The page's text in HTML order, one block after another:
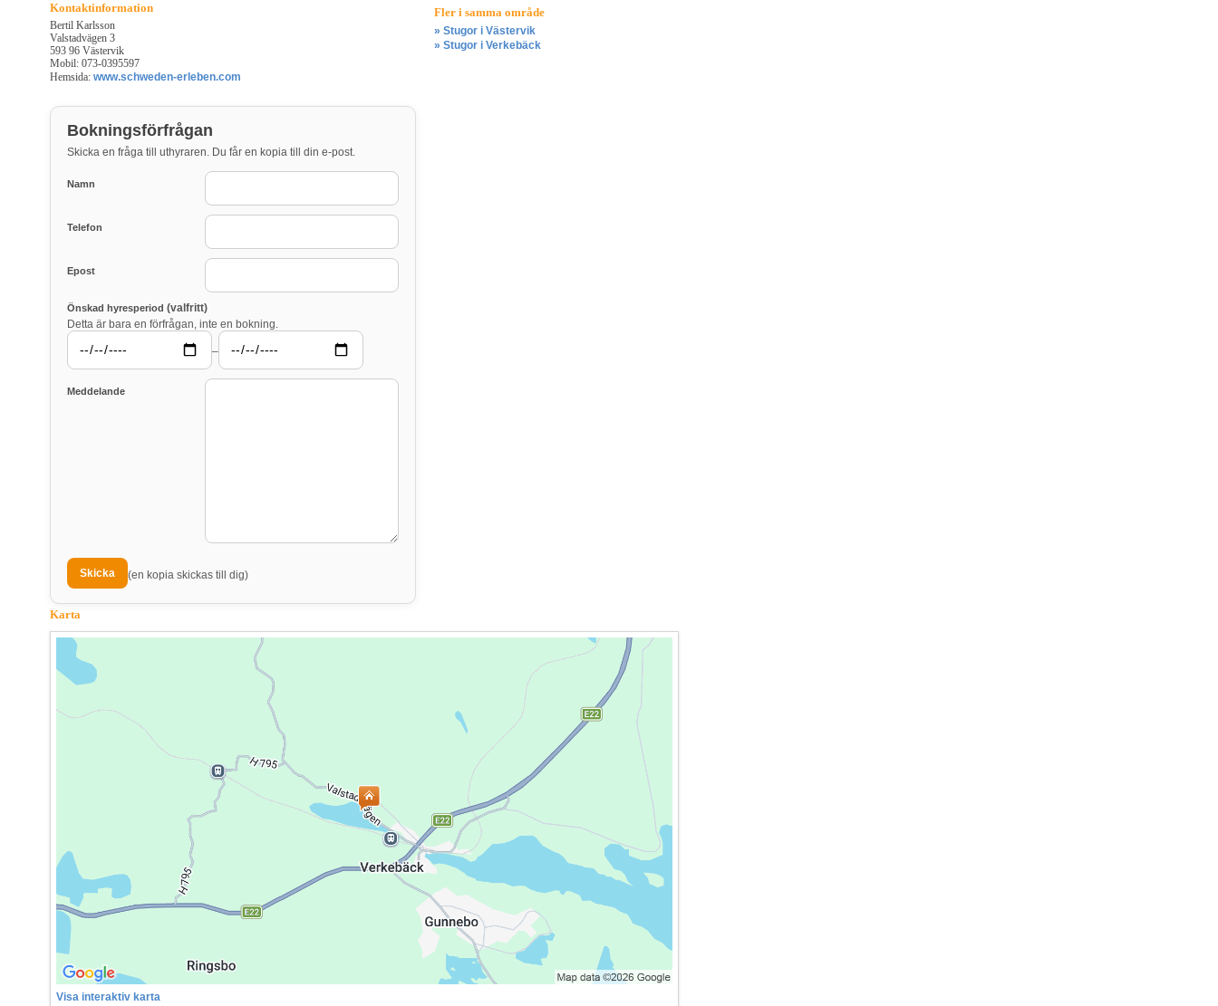
Kontaktinformation
Bertil Karlsson
Valstadvägen 3
593 96 Västervik
Mobil: 073-0395597
Hemsida: www.schweden-erleben.com
Bokningsförfrågan
Skicka en fråga till uthyraren. Du får en kopia till din e-post.
Namn
Telefon
Epost
Önskad hyresperiod (valfritt)
Detta är bara en förfrågan, inte en bokning.
–
Meddelande
(en kopia skickas till dig)
Fler i samma område
» Stugor i Västervik
» Stugor i Verkebäck
Karta
Visa interaktiv karta